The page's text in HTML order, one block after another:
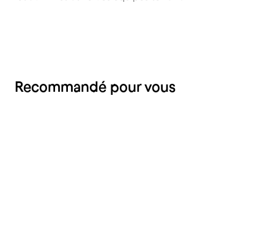
Recommandé pour vous